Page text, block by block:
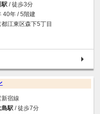
駅 / 徒歩3分
40年 / 5階建
都江東区森下5丁目
新宿線
島駅 / 徒歩7分